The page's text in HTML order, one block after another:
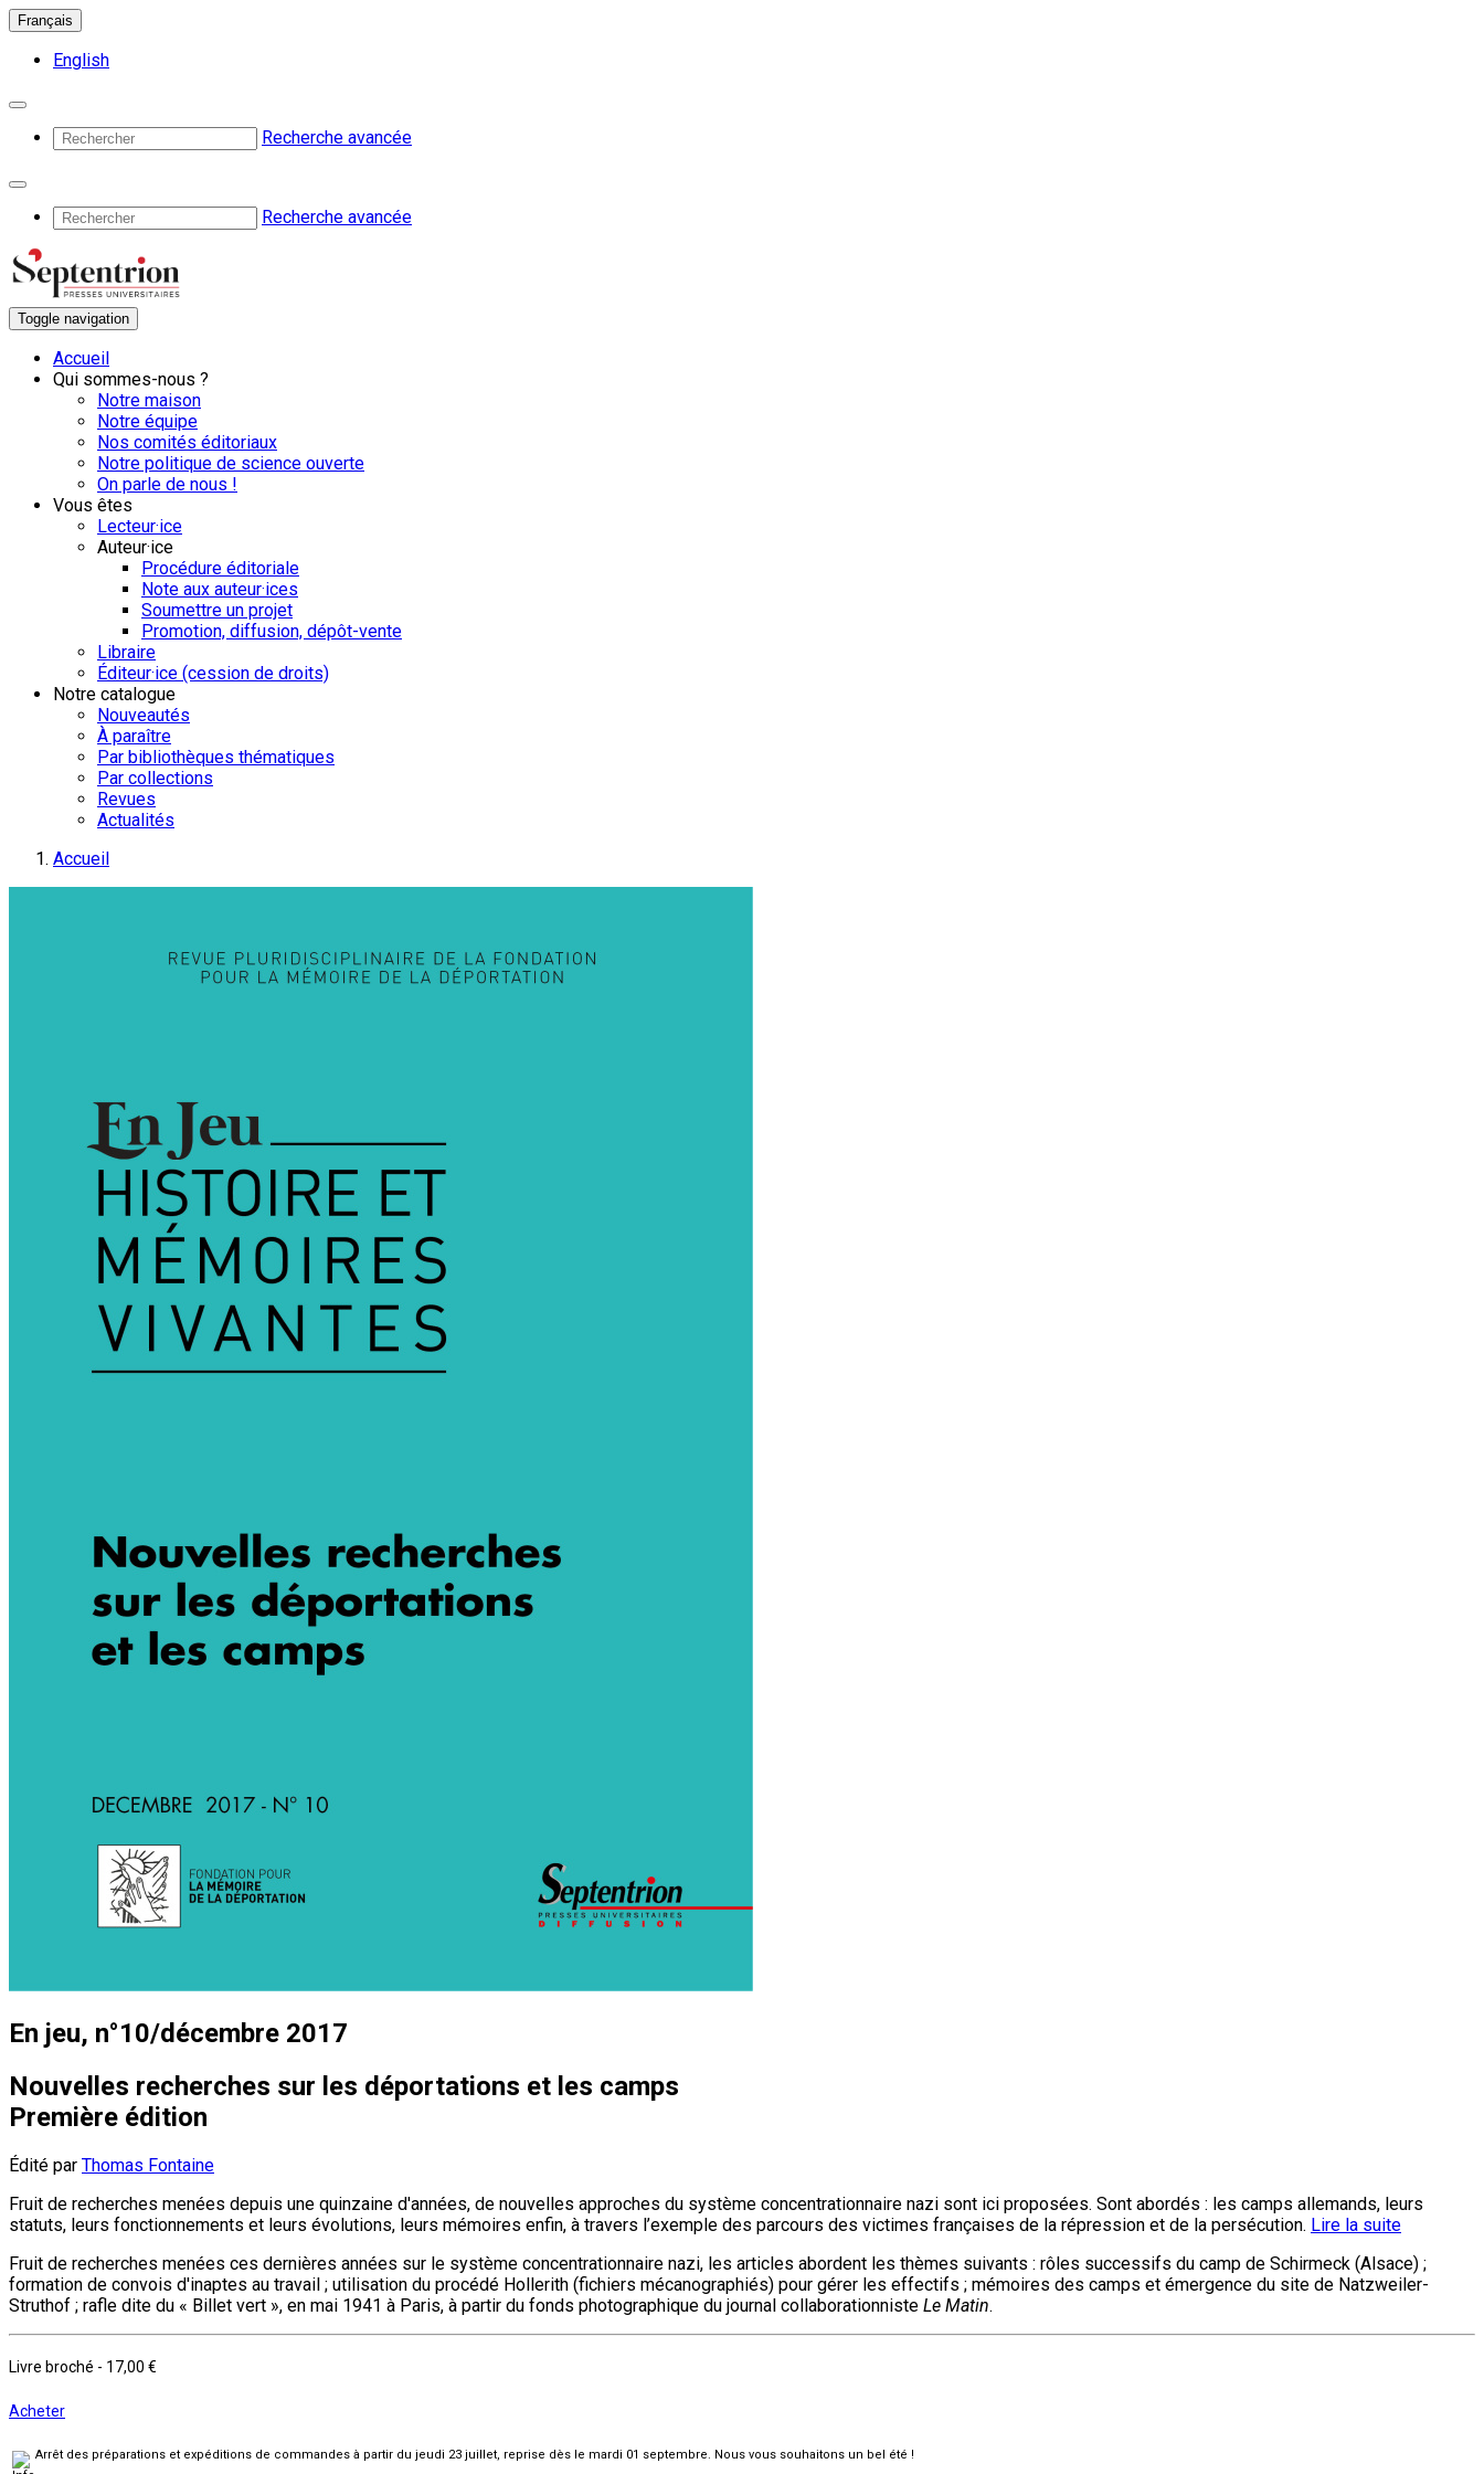
Français
English
Recherche avancée
Recherche avancée
Toggle navigation
Accueil
Qui sommes-nous ?
Notre maison
Notre équipe
Nos comités éditoriaux
Notre politique de science ouverte
On parle de nous !
Vous êtes
Lecteur·ice
Auteur·ice
Procédure éditoriale
Note aux auteur·ices
Soumettre un projet
Promotion, diffusion, dépôt-vente
Libraire
Éditeur·ice (cession de droits)
Notre catalogue
Nouveautés
À paraître
Par bibliothèques thématiques
Par collections
Revues
Actualités
Accueil
En jeu, n°10/décembre 2017
Nouvelles recherches sur les déportations et les camps
Première édition
Édité par Thomas Fontaine
Fruit de recherches menées depuis une quinzaine d'années, de nouvelles approches du système concentrationnaire nazi sont ici proposées. Sont abordés : les camps allemands, leurs
statuts, leurs fonctionnements et leurs évolutions, leurs mémoires enfin, à travers l’exemple des parcours des victimes françaises de la répression et de la persécution. Lire la suite
Fruit de recherches menées ces dernières années sur le système concentrationnaire nazi, les articles abordent les thèmes suivants : rôles successifs du camp de Schirmeck (Alsace) ;
formation de convois d'inaptes au travail ; utilisation du procédé Hollerith (fichiers mécanographiés) pour gérer les effectifs ; mémoires des camps et émergence du site de Natzweiler-
Struthof ; rafle dite du « Billet vert », en mai 1941 à Paris, à partir du fonds photographique du journal collaborationniste Le Matin.
Livre broché - 17,00 €
Acheter
Arrêt des préparations et expéditions de commandes à partir du jeudi 23 juillet, reprise dès le mardi 01 septembre. Nous vous souhaitons un bel été !